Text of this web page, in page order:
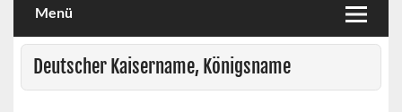
Menü
Deutscher Kaisername, Königsname